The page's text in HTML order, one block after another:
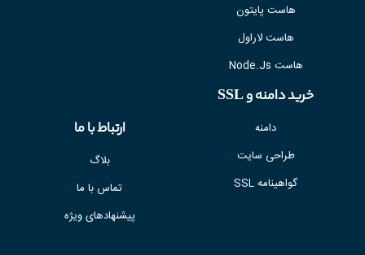
هاست پایتون
هاست لاراول
هاست Node.Js
خرید دامنه و SSL
دامنه
طراحی سایت
گواهینامه SSL
ارتباط با ما
بلاگ
تماس با ما
پیشنهادهای ویژه